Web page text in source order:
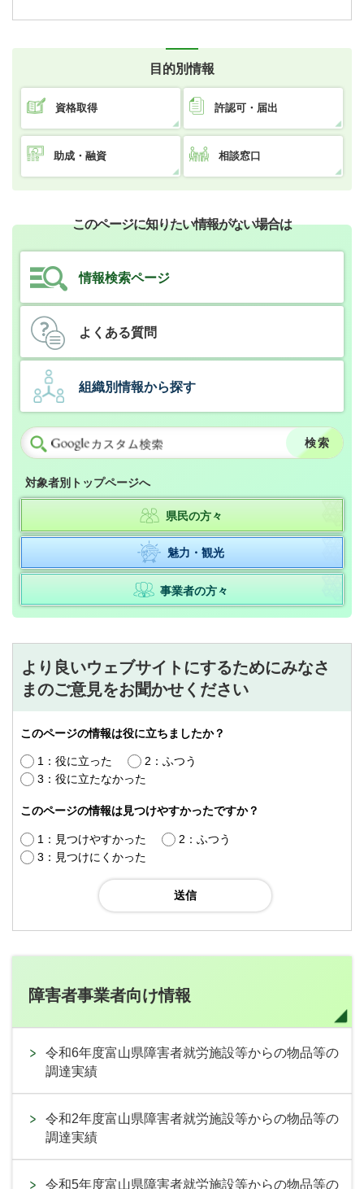
目的別情報
資格取得 許認可・届出
助成・融資 相談窓口
このページに知りたい情報がない場合は
情報検索ページ
よくある質問
組織別情報から探す
対象者別トップページへ
県民の方々
魅力・観光
事業者の方々
より良いウェブサイトにするためにみなさ
まのご意見をお聞かせください
このページの情報は役に立ちましたか？
1：役に立った
2：ふつう
3：役に立たなかった
このページの情報は見つけやすかったですか？
1：見つけやすかった
2：ふつう
3：見つけにくかった
障害者事業者向け情報
令和6年度富山県障害者就労施設等からの物品等の
調達実績
令和2年度富山県障害者就労施設等からの物品等の
調達実績
令和5年度富山県障害者就労施設等からの物品等の